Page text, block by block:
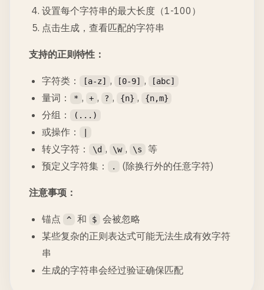
设置每个字符串的最大长度（1-100）
点击生成，查看匹配的字符串
支持的正则特性：
字符类： [a-z] , [0-9] , [abc]
量词： * , + , ? , {n} , {n,m}
分组： (...)
或操作：
转义字符： \d , \w , \s
等
预定义字符集：
. (除换行外的任意字符)
注意事项：
锚点 ^ 和 $
会被忽略
某些复杂的正则表达式可能无法生成有效字符
串
生成的字符串会经过验证确保匹配